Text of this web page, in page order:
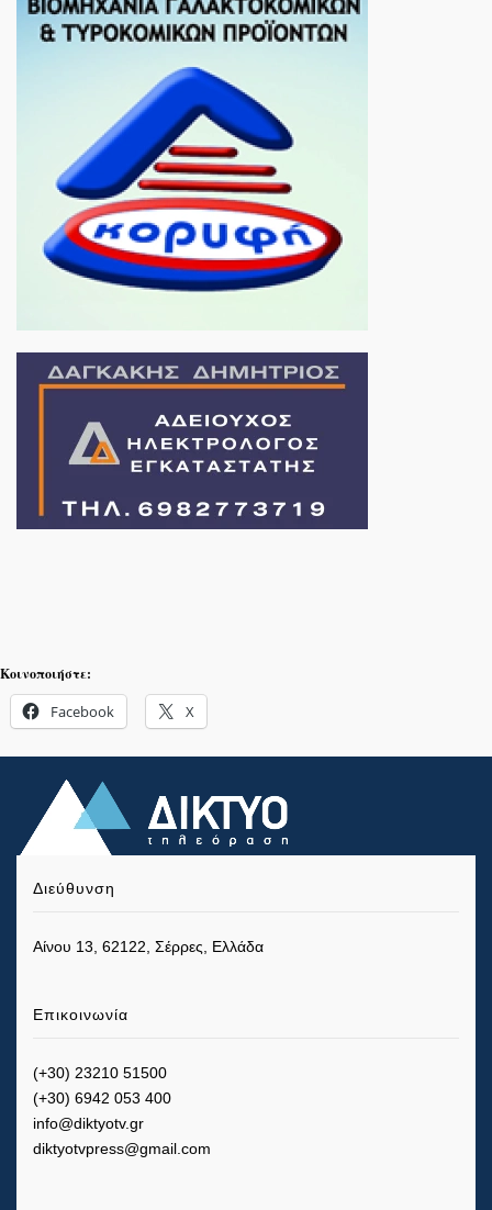
Κοινοποιήστε:
Facebook X
Διεύθυνση
Αίνου 13, 62122, Σέρρες, Ελλάδα
Επικοινωνία
(+30) 23210 51500
(+30) 6942 053 400
info@diktyotv.gr
diktyotvpress@gmail.com